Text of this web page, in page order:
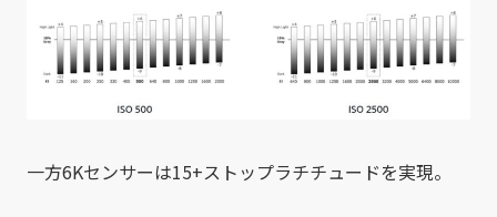
一方6Kセンサーは15+ストップラチチュードを実現。